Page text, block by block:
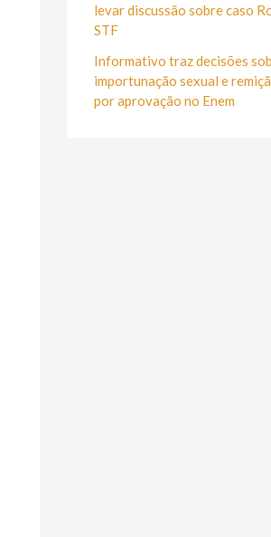
levar discussão sobre caso
STF
Informativo traz decisões
importunação sexual e
por aprovação no Enem